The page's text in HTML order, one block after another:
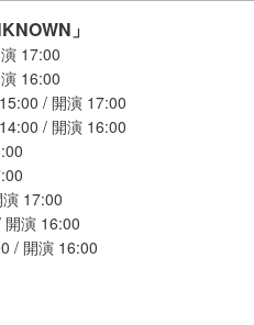
」
17:00
16:00
/ 開演 17:00
/ 開演 16:00
17:00
演 16:00
開演 16:00